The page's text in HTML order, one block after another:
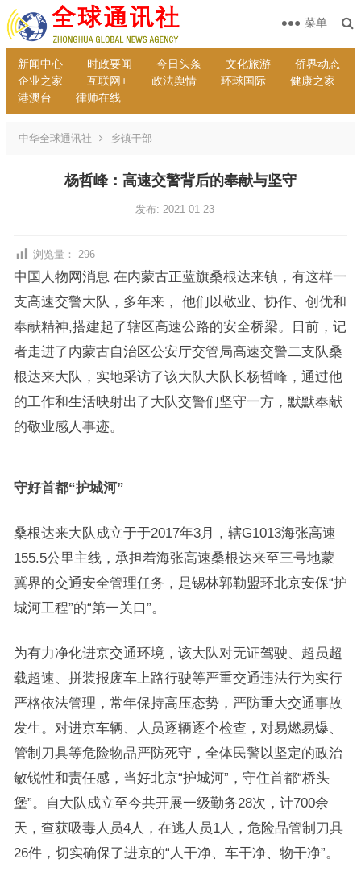
新闻中心 时政要闻 今日头条 文化旅游
侨界动态
企业之家
互联网+ 政法舆情 环球国际
健康之家
港澳台
律师在线
菜单
中华全球通讯社 乡镇干部
杨哲峰：高速交警背后的奉献与坚守
发布: 2021-01-23
浏览量： 296
中国人物网消息 在内蒙古正蓝旗桑根达来镇，有这样一
支高速交警大队，多年来， 他们以敬业、协作、创优和
奉献精神,搭建起了辖区高速公路的安全桥梁。日前，记
者走进了内蒙古自治区公安厅交管局高速交警二支队桑
根达来大队，实地采访了该大队大队长杨哲峰，通过他
的工作和生活映射出了大队交警们坚守一方，默默奉献
的敬业感人事迹。
守好首都“护城河”
桑根达来大队成立于于2017年3月，辖G1013海张高速
155.5公里主线，承担着海张高速桑根达来至三号地蒙
冀界的交通安全管理任务，是锡林郭勒盟环北京安保“护
城河工程”的“第一关口”。
为有力净化进京交通环境，该大队对无证驾驶、超员超
载超速、拼装报废车上路行驶等严重交通违法行为实行
严格依法管理，常年保持高压态势，严防重大交通事故
发生。对进京车辆、人员逐辆逐个检查，对易燃易爆、
管制刀具等危险物品严防死守，全体民警以坚定的政治
敏锐性和责任感，当好北京“护城河”，守住首都“桥头
堡”。自大队成立至今共开展一级勤务28次，计700余
天，查获吸毒人员4人，在逃人员1人，危险品管制刀具
26件，切实确保了进京的“人干净、车干净、物干净”。